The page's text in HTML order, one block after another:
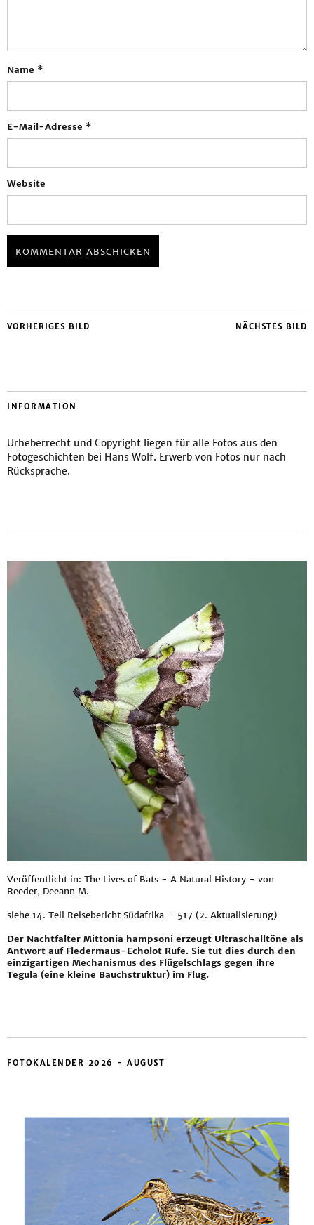
Name *
E-Mail-Adresse *
Website
NÄCHSTES BILD
VORHERIGES BILD
INFORMATION
Urheberrecht und Copyright liegen für alle Fotos aus den
Fotogeschichten bei Hans Wolf. Erwerb von Fotos nur nach
Rücksprache.
Veröffentlicht in: The Lives of Bats - A Natural History - von
Reeder, Deeann M.
siehe 14. Teil Reisebericht Südafrika – 517 (2. Aktualisierung)
Der Nachtfalter Mittonia hampsoni erzeugt Ultraschalltöne als
Antwort auf Fledermaus-Echolot Rufe. Sie tut dies durch den
einzigartigen Mechanismus des Flügelschlags gegen ihre
Tegula (eine kleine Bauchstruktur) im Flug.
FOTOKALENDER 2026 - AUGUST